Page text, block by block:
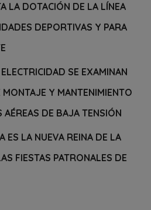
LA DOTACIÓN DE LA LÍNEA
DEPORTIVAS Y PARA
SE EXAMINAN
Y MANTENIMIENTO
AÉREAS DE BAJA TENSIÓN
ES LA NUEVA REINA DE LA
FIESTAS PATRONALES DE